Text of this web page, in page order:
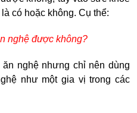
có hoặc không. Cụ thể:
nghệ được không?
ăn nghệ nhưng chỉ nên dùng
như một gia vị trong các